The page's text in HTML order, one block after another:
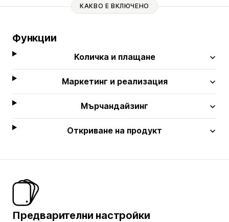
КАКВО Е ВКЛЮЧЕНО
Функции
Количка и плащане
Маркетинг и реализация
Мърчандайзинг
Откриване на продукт
Предварителни настройки